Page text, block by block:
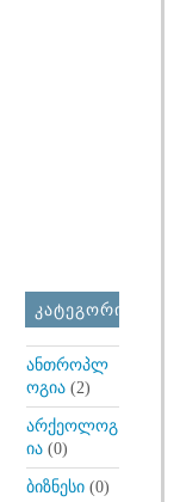
ᲙᲐᲢᲔᲒᲝᲠᲘᲔᲑᲘ
ანთროპლ
ოგია(2)
არქეოლოგ
ია(0)
ბიზნესი(0)